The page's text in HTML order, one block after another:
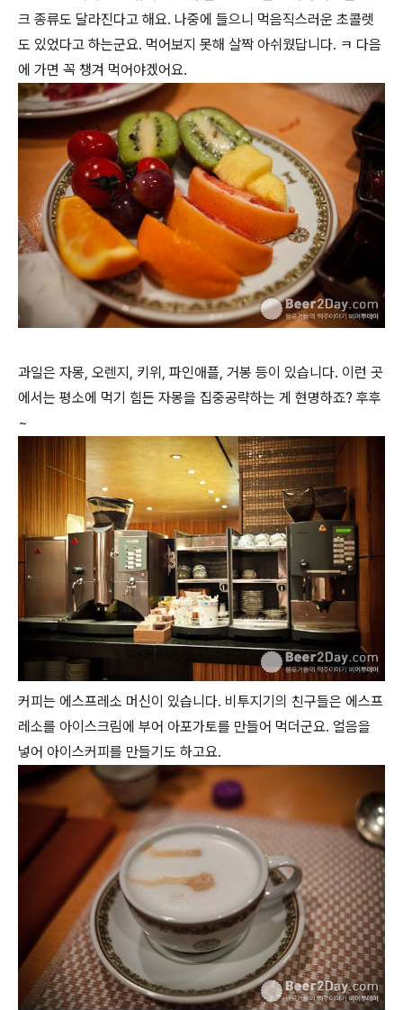
크 종류도 달라진다고 해요. 나중에 들으니 먹음직스러운 초콜렛
도 있었다고 하는군요. 먹어보지 못해 살짝 아쉬웠답니다. ㅋ 다음
에 가면 꼭 챙겨 먹어야겠어요.
과일은 자몽, 오렌지, 키위, 파인애플, 거봉 등이 있습니다. 이런 곳
에서는 평소에 먹기 힘든 자몽을 집중공략하는 게 현명하죠? 후후
~
커피는 에스프레소 머신이 있습니다. 비투지기의 친구들은 에스프
레소를 아이스크림에 부어 아포가토를 만들어 먹더군요. 얼음을
넣어 아이스커피를 만들기도 하고요.